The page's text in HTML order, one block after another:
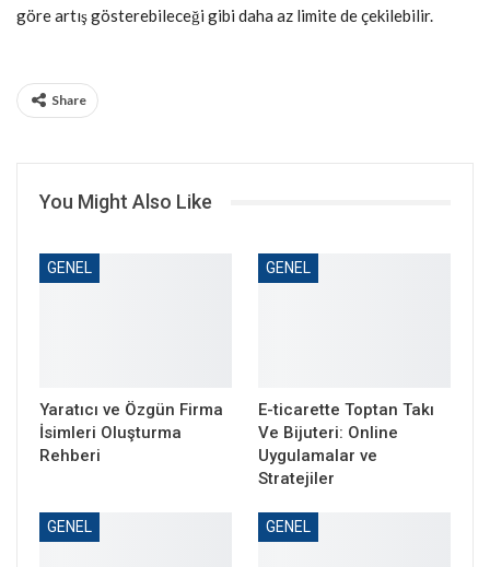
göre artış gösterebileceği gibi daha az limite de çekilebilir.
Share
You Might Also Like
GENEL
Yaratıcı ve Özgün Firma
İsimleri Oluşturma
Rehberi
GENEL
E-ticarette Toptan Takı
Ve Bijuteri: Online
Uygulamalar ve
Stratejiler
GENEL GENEL